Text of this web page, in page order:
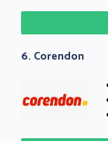
6. Corendon